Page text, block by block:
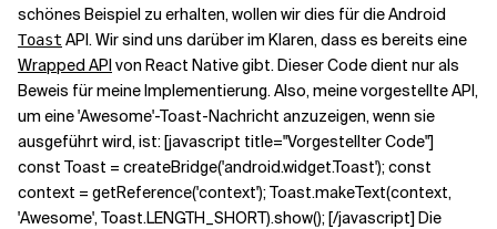
schönes Beispiel zu erhalten, wollen wir dies für die Android
Toast API. Wir sind uns darüber im Klaren, dass es bereits eine
Wrapped APIvon React Native gibt. Dieser Code dient nur als
Beweis für meine Implementierung. Also, meine vorgestellte API,
um eine 'Awesome'-Toast-Nachricht anzuzeigen, wenn sie
ausgeführt wird, ist: [javascript title="Vorgestellter Code"]
const Toast = createBridge('android.widget.Toast'); const
context = getReference('context'); Toast.makeText(context,
'Awesome', Toast.LENGTH_SHORT).show(); [/javascript] Die